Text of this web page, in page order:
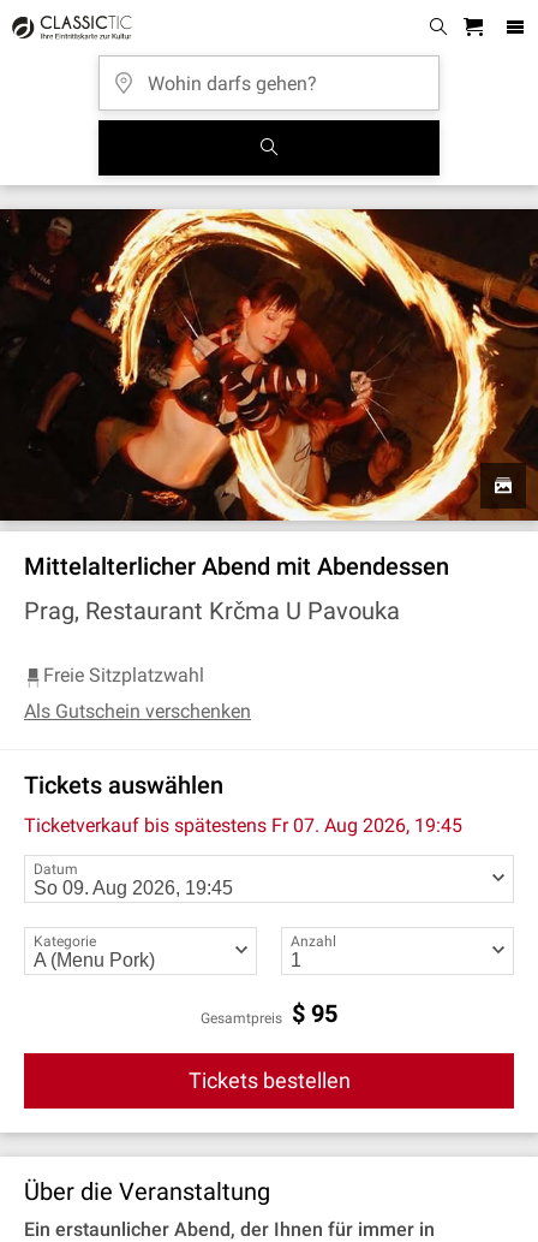
Mittelalterlicher Abend mit Abendessen
Prag, Restaurant Krčma U Pavouka
Freie Sitzplatzwahl
Als Gutschein verschenken
Tickets auswählen
Ticketverkauf bis spätestens Fr 07. Aug 2026, 19:45
Datum
Kategorie Anzahl
Gesamtpreis $ 95
Tickets bestellen
Über die Veranstaltung
Ein erstaunlicher Abend, der Ihnen für immer in